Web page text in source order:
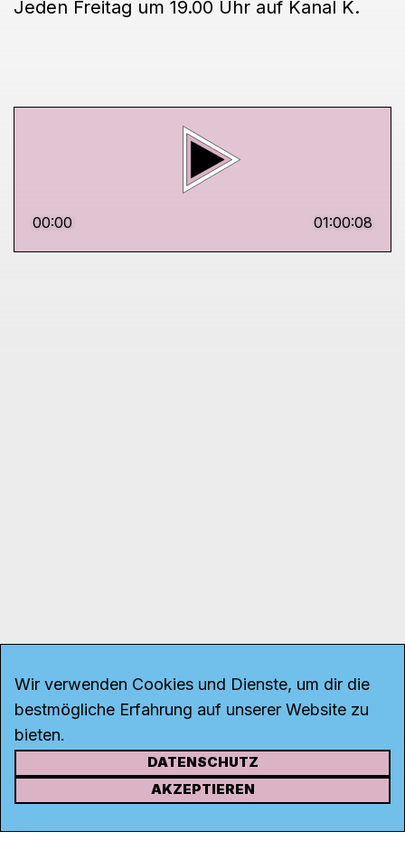
Jeden Freitag um 19.00 Uhr auf Kanal K.
00:00 01:00:08
KONTAKT
Wir verwenden Cookies und Dienste, um dir die
bestmögliche Erfahrung auf unserer Website zu
bieten.
DATENSCHUTZ
AKZEPTIEREN